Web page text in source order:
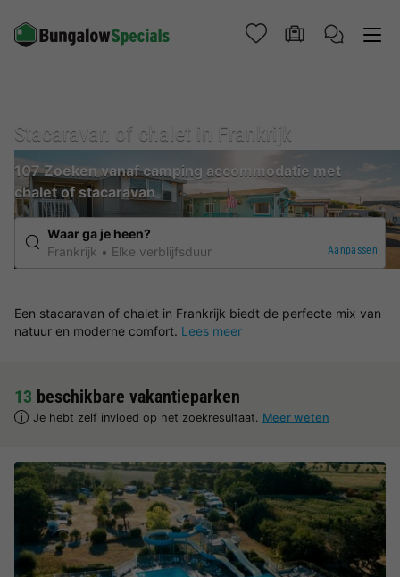
Stacaravan of chalet in Frankrijk
107 Zoeken vanaf camping accommodatie met
chalet of stacaravan
Waar ga je heen?
Frankrijk
Elke verblijfsduur Aanpassen
Een stacaravan of chalet in Frankrijk biedt de perfecte mix van
natuur en moderne comfort. Lees meer
13 beschikbare vakantieparken
Je hebt zelf invloed op het zoekresultaat. Meer weten